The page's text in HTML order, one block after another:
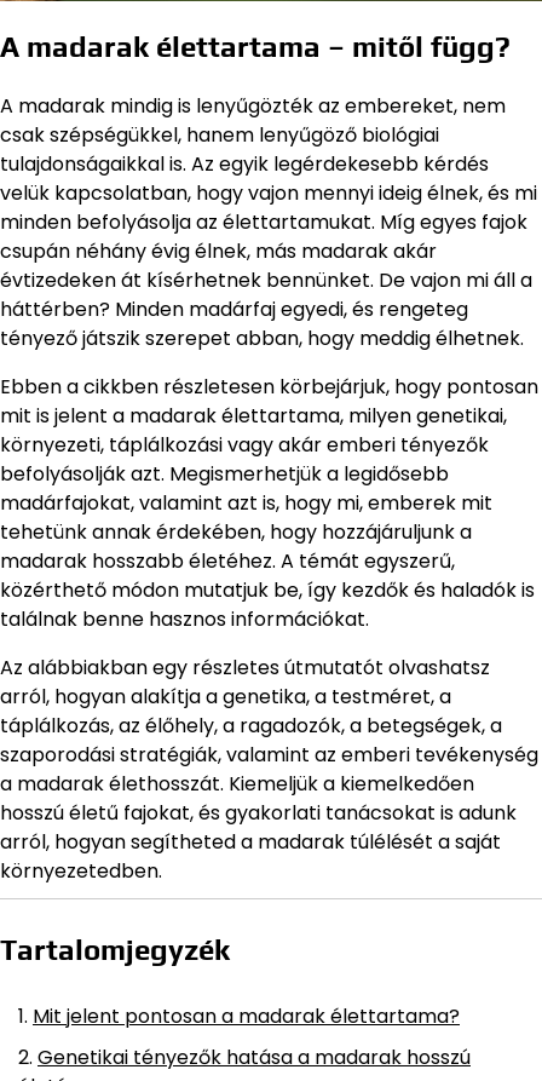
A madarak élettartama – mitől függ?
A madarak mindig is lenyűgözték az embereket, nem
csak szépségükkel, hanem lenyűgöző biológiai
tulajdonságaikkal is. Az egyik legérdekesebb kérdés
velük kapcsolatban, hogy vajon mennyi ideig élnek, és mi
minden befolyásolja az élettartamukat. Míg egyes fajok
csupán néhány évig élnek, más madarak akár
évtizedeken át kísérhetnek bennünket. De vajon mi áll a
háttérben? Minden madárfaj egyedi, és rengeteg
tényező játszik szerepet abban, hogy meddig élhetnek.
Ebben a cikkben részletesen körbejárjuk, hogy pontosan
mit is jelent a madarak élettartama, milyen genetikai,
környezeti, táplálkozási vagy akár emberi tényezők
befolyásolják azt. Megismerhetjük a legidősebb
madárfajokat, valamint azt is, hogy mi, emberek mit
tehetünk annak érdekében, hogy hozzájáruljunk a
madarak hosszabb életéhez. A témát egyszerű,
közérthető módon mutatjuk be, így kezdők és haladók is
találnak benne hasznos információkat.
Az alábbiakban egy részletes útmutatót olvashatsz
arról, hogyan alakítja a genetika, a testméret, a
táplálkozás, az élőhely, a ragadozók, a betegségek, a
szaporodási stratégiák, valamint az emberi tevékenység
a madarak élethosszát. Kiemeljük a kiemelkedően
hosszú életű fajokat, és gyakorlati tanácsokat is adunk
arról, hogyan segítheted a madarak túlélését a saját
környezetedben.
Tartalomjegyzék
Mit jelent pontosan a madarak élettartama?
Genetikai tényezők hatása a madarak hosszú